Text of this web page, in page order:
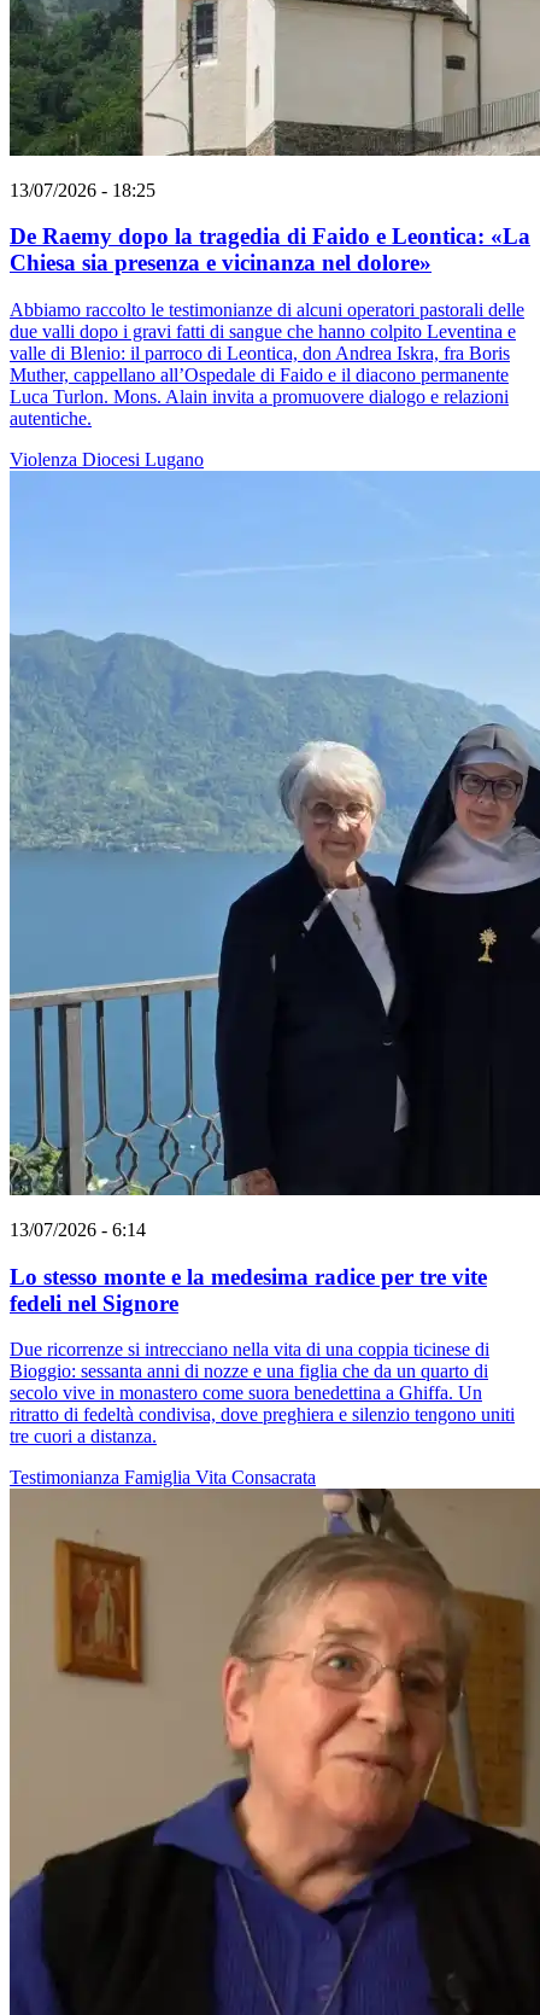
13/07/2026 - 18:25
De Raemy dopo la tragedia di Faido e Leontica: «La
Chiesa sia presenza e vicinanza nel dolore»
Abbiamo raccolto le testimonianze di alcuni operatori pastorali delle
due valli dopo i gravi fatti di sangue che hanno colpito Leventina e
valle di Blenio: il parroco di Leontica, don Andrea Iskra, fra Boris
Muther, cappellano all’Ospedale di Faido e il diacono permanente
Luca Turlon. Mons. Alain invita a promuovere dialogo e relazioni
autentiche.
Violenza Diocesi Lugano
13/07/2026 - 6:14
Lo stesso monte e la medesima radice per tre vite
fedeli nel Signore
Due ricorrenze si intrecciano nella vita di una coppia ticinese di
Bioggio: sessanta anni di nozze e una figlia che da un quarto di
secolo vive in monastero come suora benedettina a Ghiffa. Un
ritratto di fedeltà condivisa, dove preghiera e silenzio tengono uniti
tre cuori a distanza.
Testimonianza Famiglia Vita Consacrata